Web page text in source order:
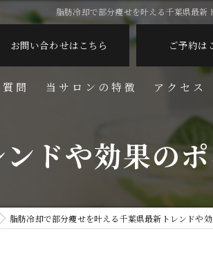
脂肪冷却で部分痩せを叶える千葉県最新
お問い合わせはこちら ご予約は
問 当サロンの特徴
フェイシャル
しわ
アクセス
ドや効果の
脂肪冷却で部分痩せを叶える千葉県最新トレンドや